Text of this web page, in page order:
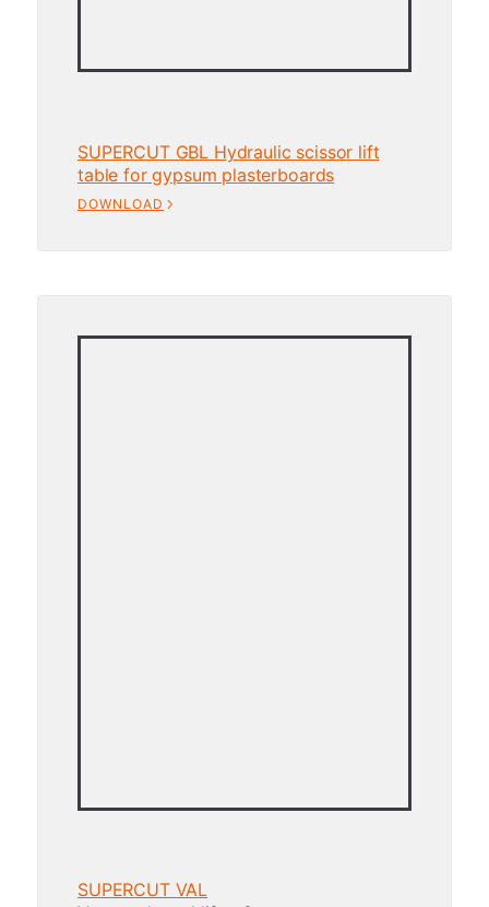
SUPERCUT GBL Hydraulic scissor lift
table for gypsum plasterboards
DOWNLOAD
SUPERCUT VAL